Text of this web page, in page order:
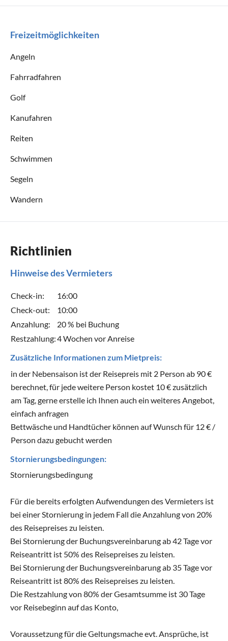
Freizeitmöglichkeiten
Angeln
Fahrradfahren
Golf
Kanufahren
Reiten
Schwimmen
Segeln
Wandern
Richtlinien
Hinweise des Vermieters
Check-in:
16:00
Check-out:
10:00
Anzahlung:
20 % bei Buchung
Restzahlung:4 Wochen vor Anreise
Zusätzliche Informationen zum Mietpreis:
in der Nebensaison ist der Reisepreis mit 2 Person ab 90 €
berechnet, für jede weitere Person kostet 10 € zusätzlich
am Tag, gerne erstelle ich Ihnen auch ein weiteres Angebot,
einfach anfragen
Bettwäsche und Handtücher können auf Wunsch für 12 € /
Person dazu gebucht werden
Stornierungsbedingungen:
Stornierungsbedingung
Für die bereits erfolgten Aufwendungen des Vermieters ist
bei einer Stornierung in jedem Fall die Anzahlung von 20%
des Reisepreises zu leisten.
Bei Stornierung der Buchungsvereinbarung ab 42 Tage vor
Reiseantritt ist 50% des Reisepreises zu leisten.
Bei Stornierung der Buchungsvereinbarung ab 35 Tage vor
Reiseantritt ist 80% des Reisepreises zu leisten.
Die Restzahlung von 80% der Gesamtsumme ist 30 Tage
vor Reisebeginn auf das Konto,
Voraussetzung für die Geltungsmache evt. Ansprüche, ist